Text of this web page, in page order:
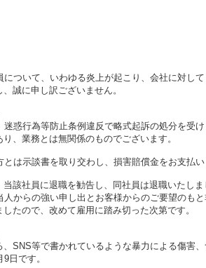
ついて、いわゆる炎上が起こり、会社に対し
誠に申し訳ございません。
惑行為等防止条例違反で略式起訴の処分を受け
、業務とは無関係のものでございます。
は示談書を取り交わし、損害賠償金をお支払
該社員に退職を勧告し、同社員は退職いたしま
人からの強い申し出とお客様からのご要望のも
たので、改めて雇用に踏み切った次第です。
SNS等で書かれているような暴力による傷害
日です。